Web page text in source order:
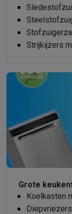
Strijkijzers
Grote
Koelkasten